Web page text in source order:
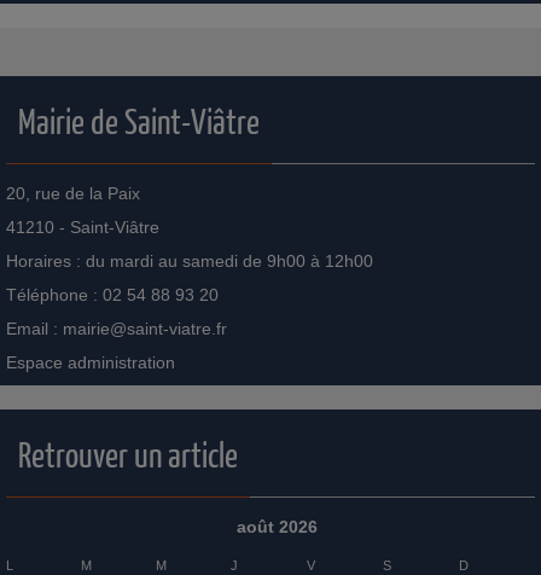
Mairie de Saint-Viâtre
20, rue de la Paix
41210 - Saint-Viâtre
Horaires : du mardi au samedi de 9h00 à 12h00
Téléphone : 02 54 88 93 20
Email : mairie@saint-viatre.fr
Espace administration
Retrouver un article
août 2026
L M M J V S D